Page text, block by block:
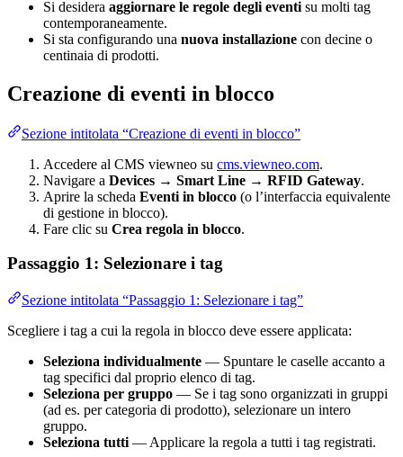
Si desidera aggiornare le regole degli eventi su molti tag
contemporaneamente.
Si sta configurando una nuova installazione con decine o
centinaia di prodotti.
Creazione di eventi in blocco
Sezione intitolata “Creazione di eventi in blocco”
Accedere al CMS viewneo su cms.viewneo.com.
Navigare a Devices → Smart Line → RFID Gateway.
Aprire la scheda Eventi in blocco (o l’interfaccia equivalente
di gestione in blocco).
Fare clic su Crea regola in blocco.
Passaggio 1: Selezionare i tag
Sezione intitolata “Passaggio 1: Selezionare i tag”
Scegliere i tag a cui la regola in blocco deve essere applicata:
Seleziona individualmente — Spuntare le caselle accanto a
tag specifici dal proprio elenco di tag.
Seleziona per gruppo — Se i tag sono organizzati in gruppi
(ad es. per categoria di prodotto), selezionare un intero
gruppo.
Seleziona tutti — Applicare la regola a tutti i tag registrati.